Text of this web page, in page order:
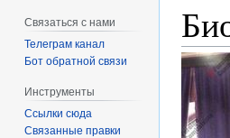
Связаться с нами
Телеграм канал
Бот обратной связи
Инструменты
Ссылки сюда
Связанные правки